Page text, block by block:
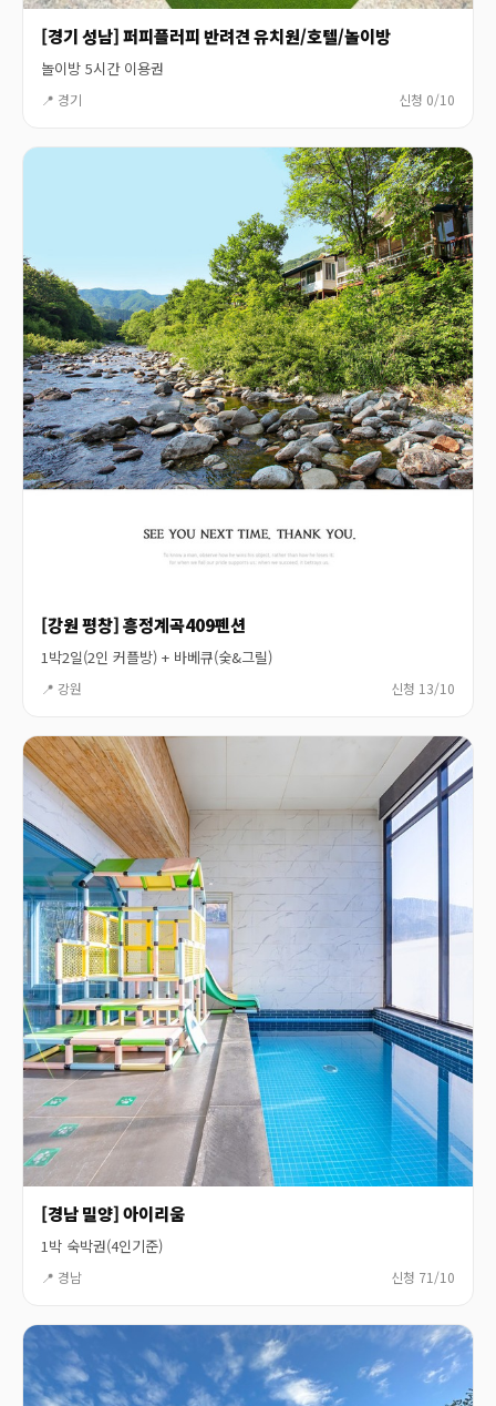
[경기 성남] 퍼피플러피 반려견 유치원/호텔/놀이방
놀이방 5시간 이용권
📍 경기 신청 0/10
[강원 평창] 흥정계곡409펜션
1박2일(2인 커플방) + 바베큐(숯&그릴)
📍 강원 신청 13/10
[경남 밀양] 아이리움
1박 숙박권(4인기준)
📍 경남 신청 71/10